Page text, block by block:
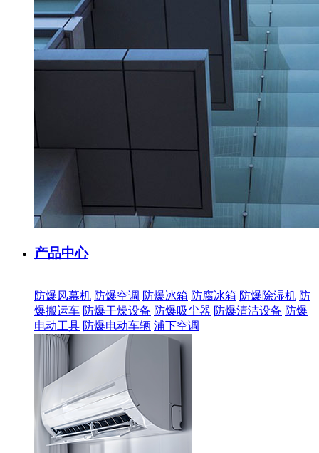
产品中心
防爆风幕机 防爆空调 防爆冰箱 防腐冰箱 防爆除湿机 防
爆搬运车 防爆干燥设备 防爆吸尘器 防爆清洁设备 防爆
电动工具 防爆电动车辆 浦下空调